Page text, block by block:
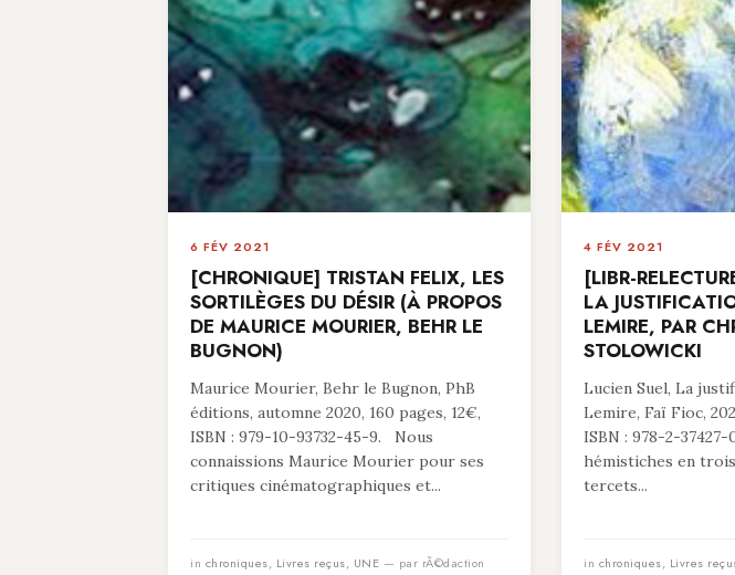
6 FÉV 2021
[CHRONIQUE] TRISTAN FELIX, LES
SORTILÈGES DU DÉSIR (À PROPOS
DE MAURICE MOURIER, BEHR LE
BUGNON)
Maurice Mourier, Behr le Bugnon, PhB
éditions, automne 2020, 160 pages, 12€,
ISBN : 979-10-93732-45-9. Nous
connaissions Maurice Mourier pour ses
critiques cinématographiques et...
in chroniques, Livres reçus, UNE — par rÃ©daction
4 FÉV 2021
[LIBR-
LA
LEMIRE, PAR
STOLOWICKI
Lucien Suel, La
Lemire, Faï Fioc,
ISBN : 978-2-
hémistiches en
tercets...
in chroniques, Livres